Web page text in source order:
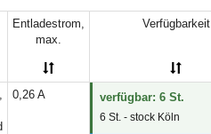
Entladestrom,
max.
Verfügbarkeit
0,26 A verfügbar: 6 St.
6 St. - stock Köln